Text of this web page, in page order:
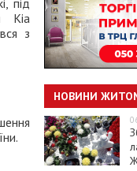
під
Kia
з
НОВИНИ